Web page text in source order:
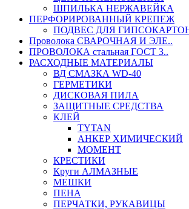
ШПИЛЬКА НЕРЖАВЕЙКА
ПЕРФОРИРОВАННЫЙ КРЕПЕЖ
ПОДВЕС ДЛЯ
Проволока СВАРОЧНАЯ И ЭЛЕ..
ПРОВОЛОКА стальная ГОСТ 3..
РАСХОДНЫЕ МАТЕРИАЛЫ
ВД СМАЗКА WD-40
ГЕРМЕТИКИ
ДИСКОВАЯ ПИЛА
ЗАЩИТНЫЕ СРЕДСТВА
КЛЕЙ
TYTAN
АНКЕР ХИМИЧЕСКИЙ
МОМЕНТ
КРЕСТИКИ
Круги АЛМАЗНЫЕ
МЕШКИ
ПЕНА
ПЕРЧАТКИ, РУКАВИЦЫ